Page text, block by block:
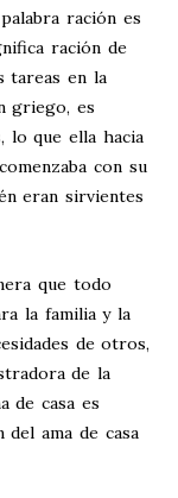
ración es
ración de
tareas en la
griego, es
lo que ella hacia
con su
eran sirvientes
que todo
la familia y la
de otros,
de la
de casa es
ama de casa